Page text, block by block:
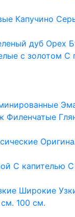
Капучино
дуб Орех
с золотом С
Филенчатые
С капителью С
Широкие
100 см.